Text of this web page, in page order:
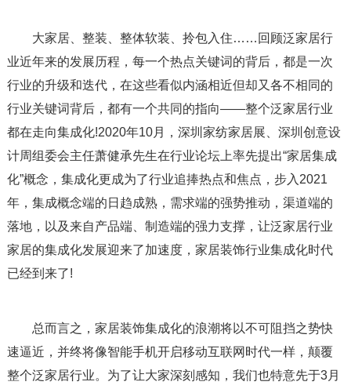
大家居、整装、整体软装、拎包入住……回顾泛家居行
业近年来的发展历程，每一个热点关键词的背后，都是一次
行业的升级和迭代，在这些看似内涵相近但却又各不相同的
行业关键词背后，都有一个共同的指向——整个泛家居行业
都在走向集成化!2020年10月，深圳家纺家居展、深圳创意设
计周组委会主任萧健承先生在行业论坛上率先提出“家居集成
化”概念，集成化更成为了行业追捧热点和焦点，步入2021
年，集成概念端的日趋成熟，需求端的强势推动，渠道端的
落地，以及来自产品端、制造端的强力支撑，让泛家居行业
家居的集成化发展迎来了加速度，家居装饰行业集成化时代
已经到来了!
总而言之，家居装饰集成化的浪潮将以不可阻挡之势快
速逼近，并终将像智能手机开启移动互联网时代一样，颠覆
整个泛家居行业。为了让大家深刻感知，我们也特意先于3月